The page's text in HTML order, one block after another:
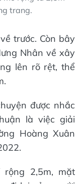
trang.
trước. Còn bây
Nhân về xây
lên rõ rệt, thể
được nhắc
là việc giải
Hoàng Xuân
rộng 2,5m, mặt